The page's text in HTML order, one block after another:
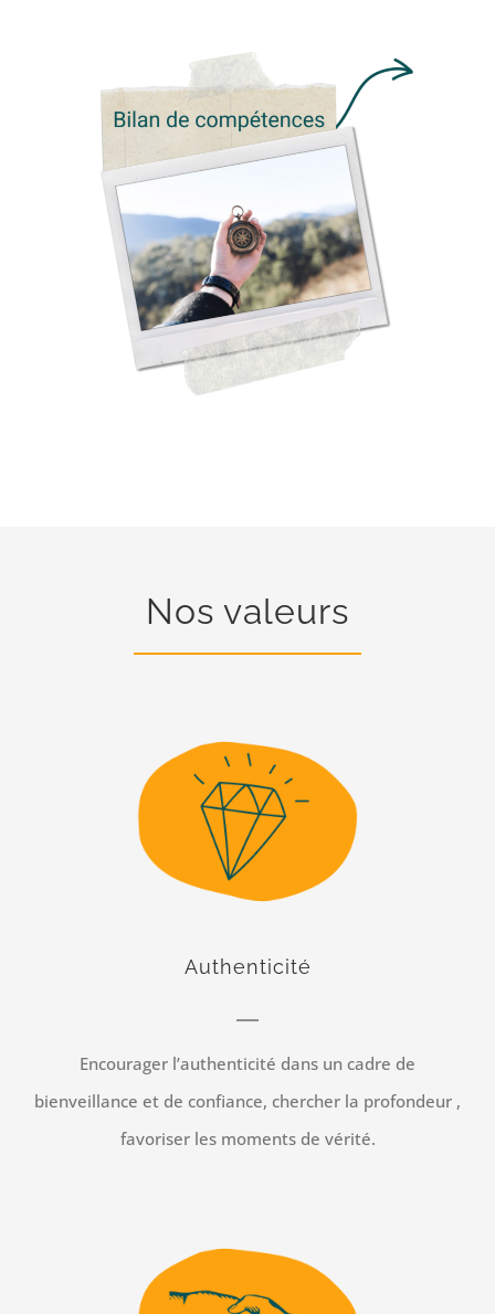
Redessinez un projet professionnel dans lequel
vous vous épanouirez !
Faire le point sur son parcours
Préciser, consolider une idée/une envie
encore floue
Reprendre confiance en soi
Nos valeurs
Authenticité
Encourager l’authenticité dans un cadre de
bienveillance et de confiance, chercher la profondeur ,
favoriser les moments de vérité.